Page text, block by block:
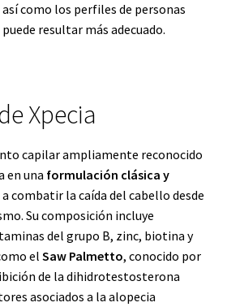
como los perfiles de personas
resultar más adecuado.
Xpecia
capilar ampliamente reconocido
en una formulación clásica y
combatir la caída del cabello desde
Su composición incluye
del grupo B, zinc, biotina y
el Saw Palmetto, conocido por
de la dihidrotestosterona
asociados a la alopecia